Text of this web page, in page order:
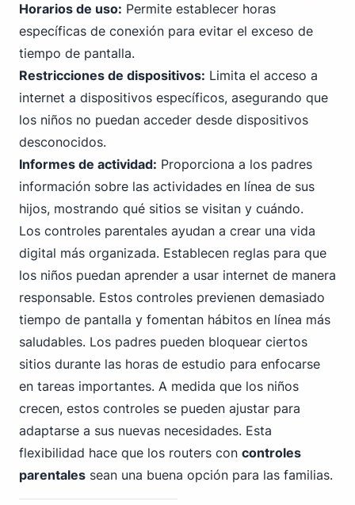
Horarios de uso: Permite establecer horas
específicas de conexión para evitar el exceso de
tiempo de pantalla.
Restricciones de dispositivos: Limita el acceso a
internet a dispositivos específicos, asegurando que
los niños no puedan acceder desde dispositivos
desconocidos.
Informes de actividad: Proporciona a los padres
información sobre las actividades en línea de sus
hijos, mostrando qué sitios se visitan y cuándo.
Los controles parentales ayudan a crear una vida
digital más organizada. Establecen reglas para que
los niños puedan aprender a usar internet de manera
responsable. Estos controles previenen demasiado
tiempo de pantalla y fomentan hábitos en línea más
saludables. Los padres pueden bloquear ciertos
sitios durante las horas de estudio para enfocarse
en tareas importantes. A medida que los niños
crecen, estos controles se pueden ajustar para
adaptarse a sus nuevas necesidades. Esta
flexibilidad hace que los routers con controles
parentales sean una buena opción para las familias.